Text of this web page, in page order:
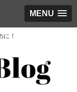
MENU
に！